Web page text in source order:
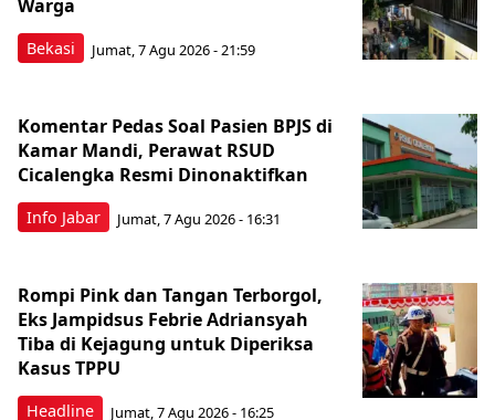
Bekasi
Warga
Jumat, 7 Agu 2026 - 21:59
Info Jabar
Komentar Pedas Soal Pasien BPJS di
Kamar Mandi, Perawat RSUD
Cicalengka Resmi Dinonaktifkan
Jumat, 7 Agu 2026 - 16:31
Headline
Rompi Pink dan Tangan Terborgol,
Eks Jampidsus Febrie Adriansyah
Tiba di Kejagung untuk Diperiksa
Kasus TPPU
Jumat, 7 Agu 2026 - 16:25